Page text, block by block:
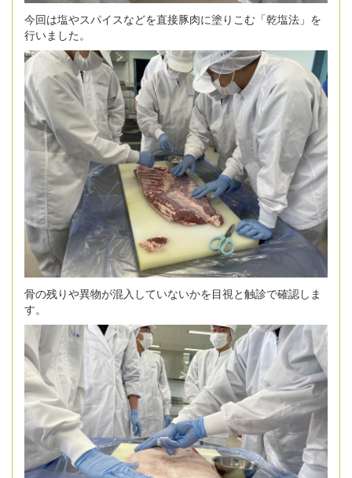
今回は塩やスパイスなどを直接豚肉に塗りこむ「乾塩法」を
行いました。
骨の残りや異物が混入していないかを目視と触診で確認しま
す。